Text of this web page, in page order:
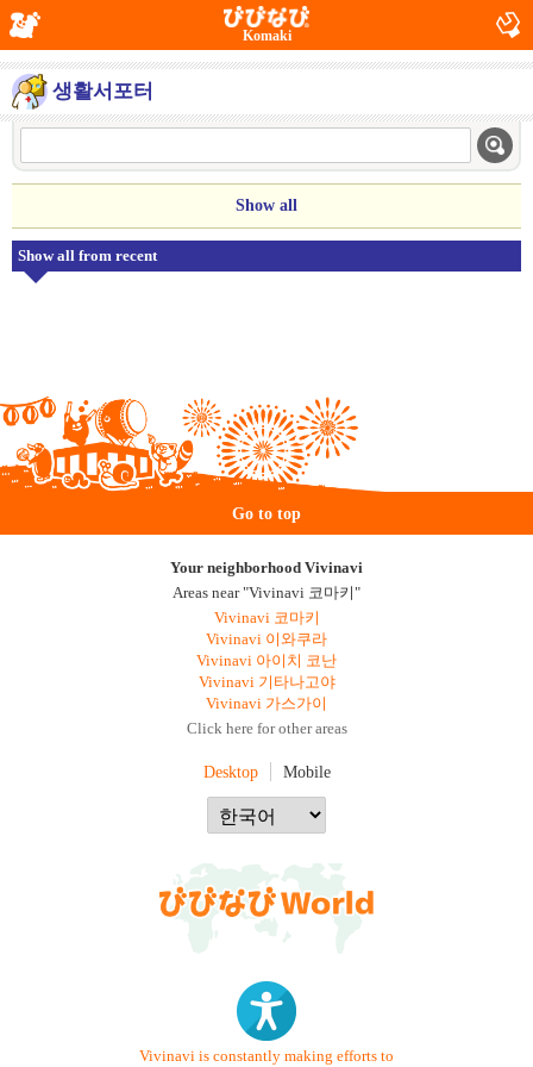
Komaki
생활서포터
Show all
Show all from recent
Go to top
Your neighborhood Vivinavi
Areas near "Vivinavi 코마키"
Vivinavi 코마키
Vivinavi 이와쿠라
Vivinavi 아이치 코난
Vivinavi 기타나고야
Vivinavi 가스가이
Click here for other areas
Desktop Mobile
Vivinavi is constantly making efforts to